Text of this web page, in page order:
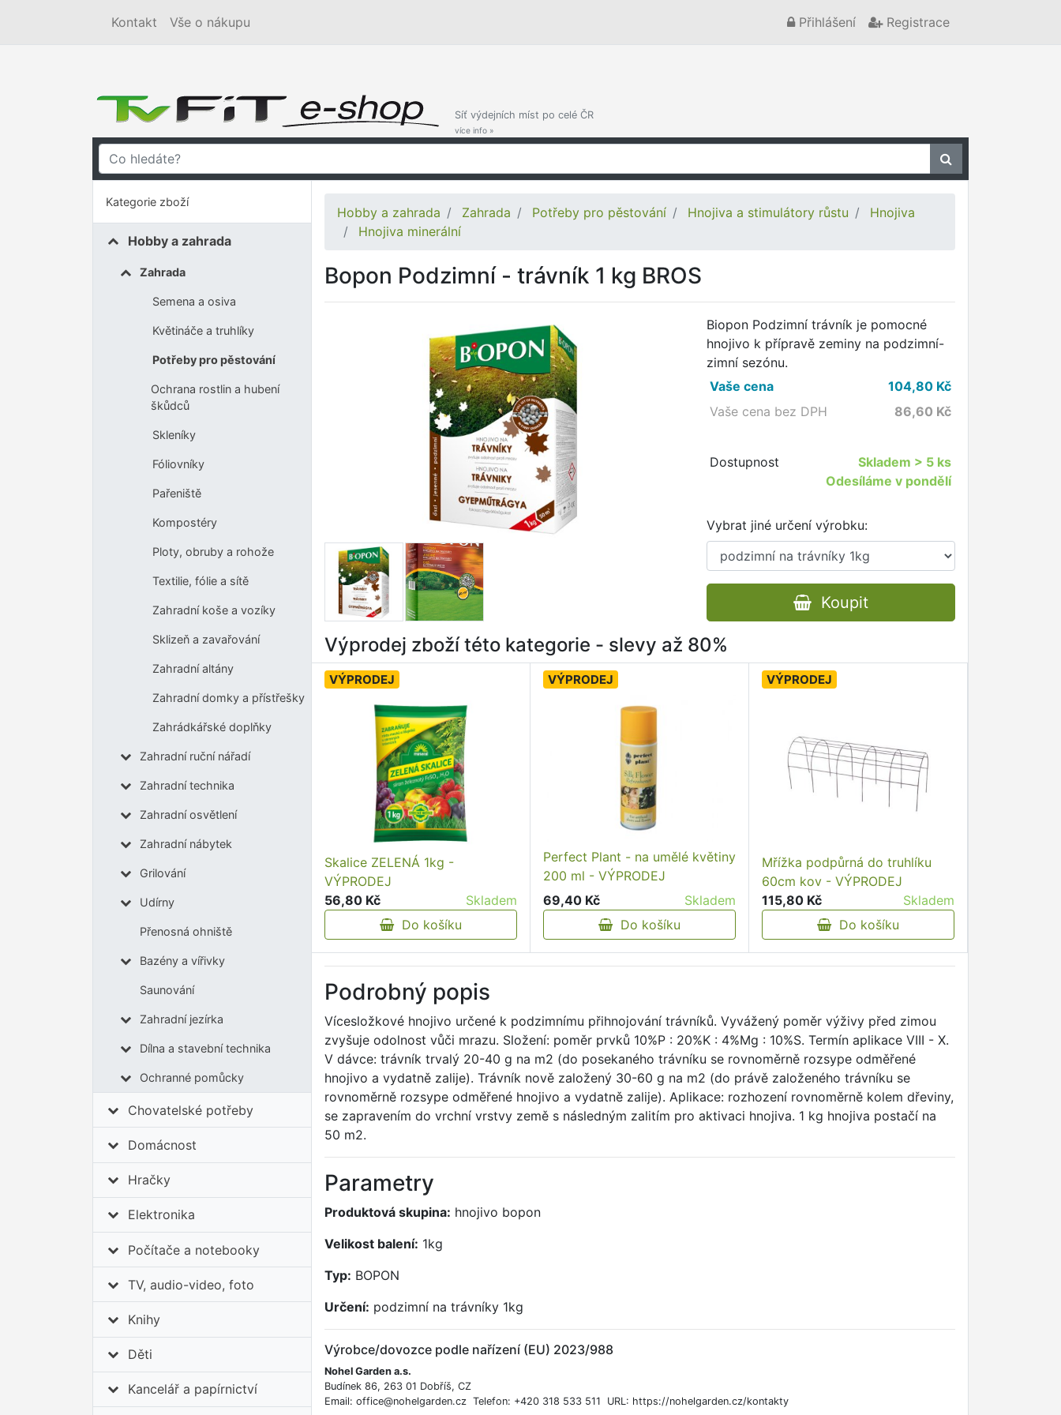
Kontakt Vše o nákupu Přihlášení Registrace
Síť výdejních míst po celé ČR
více info »
Kategorie zboží
Hobby a zahrada
Zahrada
Semena a osiva
Květináče a truhlíky
Potřeby pro pěstování
Ochrana rostlin a hubení
škůdců
Skleníky
Fóliovníky
Pařeniště
Kompostéry
Ploty, obruby a rohože
Textilie, fólie a sítě
Zahradní koše a vozíky
Sklizeň a zavařování
Zahradní altány
Zahradní domky a přístřešky
Zahrádkářské doplňky
Zahradní ruční nářadí
Zahradní technika
Zahradní osvětlení
Zahradní nábytek
Grilování
Udírny
Přenosná ohniště
Bazény a vířivky
Saunování
Zahradní jezírka
Dílna a stavební technika
Ochranné pomůcky
Chovatelské potřeby
Domácnost
Hračky
Elektronika
Počítače a notebooky
TV, audio-video, foto
Knihy
Děti
Kancelář a papírnictví
Hobby a zahrada Zahrada Potřeby pro pěstování Hnojiva a stimulátory růstu
Hnojiva
Hnojiva minerální
Bopon Podzimní - trávník 1 kg BROS
Biopon Podzimní trávník je pomocné
hnojivo k přípravě zeminy na podzimní-
zimní sezónu.
Vaše cena
104,80Kč
Vaše cena bez DPH
86,60 Kč
Dostupnost Skladem > 5 ks
Odesíláme v pondělí
Vybrat jiné určení výrobku:
Koupit
Výprodej zboží této kategorie - slevy až 80%
VÝPRODEJ
Skalice ZELENÁ 1kg -
VÝPRODEJ
56,80 Kč
Skladem
Do košíku
VÝPRODEJ
Perfect Plant - na umělé květiny
200 ml - VÝPRODEJ
69,40 Kč
Skladem
Do košíku
VÝPRODEJ
Mřížka podpůrná do truhlíku
60cm kov - VÝPRODEJ
115,80 Kč
Skladem
Do košíku
Podrobný popis
Vícesložkové hnojivo určené k podzimnímu přihnojování trávníků. Vyvážený poměr výživy před zimou
zvyšuje odolnost vůči mrazu. Složení: poměr prvků 10%P : 20%K : 4%Mg : 10%S. Termín aplikace VIII - X.
V dávce: trávník trvalý 20-40 g na m2 (do posekaného trávníku se rovnoměrně rozsype odměřené
hnojivo a vydatně zalije). Trávník nově založený 30-60 g na m2 (do právě založeného trávníku se
rovnoměrně rozsype odměřené hnojivo a vydatně zalije). Aplikace: rozhození rovnoměrně kolem dřeviny,
se zapravením do vrchní vrstvy země s následným zalitím pro aktivaci hnojiva. 1 kg hnojiva postačí na
50 m2.
Parametry
Produktová skupina: hnojivo bopon
Velikost balení: 1kg
Typ: BOPON
Určení: podzimní na trávníky 1kg
Výrobce/dovozce podle nařízení (EU) 2023/988
Nohel Garden a.s.
Budínek 86, 263 01 Dobříš, CZ
Email: office@nohelgarden.cz Telefon: +420 318 533 511 URL: https://nohelgarden.cz/kontakty